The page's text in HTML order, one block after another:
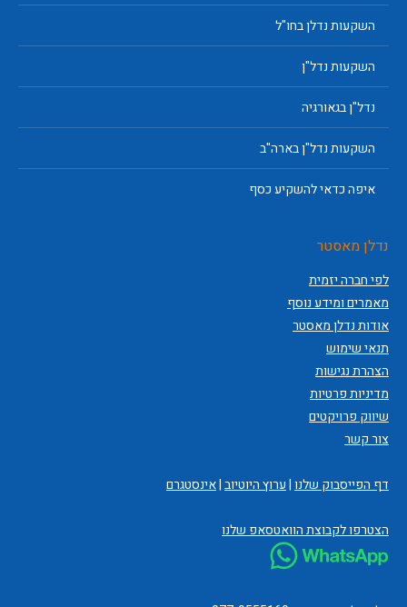
השקעות נדלן בחו"ל
השקעות נדל"ן
נדל"ן בגאורגיה
השקעות נדל"ן בארה"ב
איפה כדאי להשקיע כסף
נדלן מאסטר
לפי חברה יזמית
מאמרים ומידע נוסף
אודות נדלן מאסטר
תנאי שימוש
הצהרת נגישות
מדיניות פרטיות
שיווק פרויקטים
צור קשר
דף הפייסבוק שלנו|ערוץ היוטיוב|אינסטגרם
הצטרפו לקבוצת הוואטסאפ שלנו